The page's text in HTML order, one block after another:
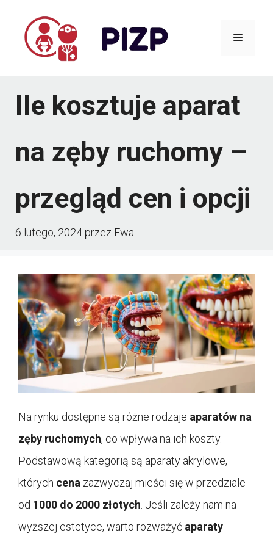
Menu
Ile kosztuje aparat
na zęby ruchomy –
przegląd cen i opcji
6 lutego, 2024przez Ewa
Na rynku dostępne są różne rodzaje aparatów na
zęby ruchomych, co wpływa na ich koszty.
Podstawową kategorią są aparaty akrylowe,
których cena zazwyczaj mieści się w przedziale
od 1000 do 2000 złotych . Jeśli zależy nam na
wyższej estetyce, warto rozważyć aparaty